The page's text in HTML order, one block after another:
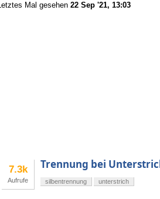
Mal gesehen 22 Sep '21, 13:03
7.3k
Aufrufe
Trennung bei
silbentrennung unterstrich